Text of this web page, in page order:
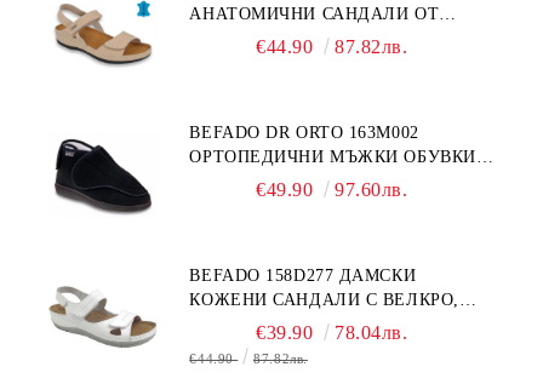
АНАТОМИЧНИ САНДАЛИ ОТ
ЕСТЕСТВЕНА КОЖА, БЕЖОВИ
€44.90 87.82лв.
BEFADO DR ORTO 163M002
ОРТОПЕДИЧНИ МЪЖКИ ОБУВКИ
ЗА ГИПСИРАН ИЛИ СВРЪХ
€49.90 97.60лв.
BEFADO 158D277 ДАМСКИ
КОЖЕНИ САНДАЛИ С ВЕЛКРО,
€39.90 78.04лв.
€44.90 87.82лв.